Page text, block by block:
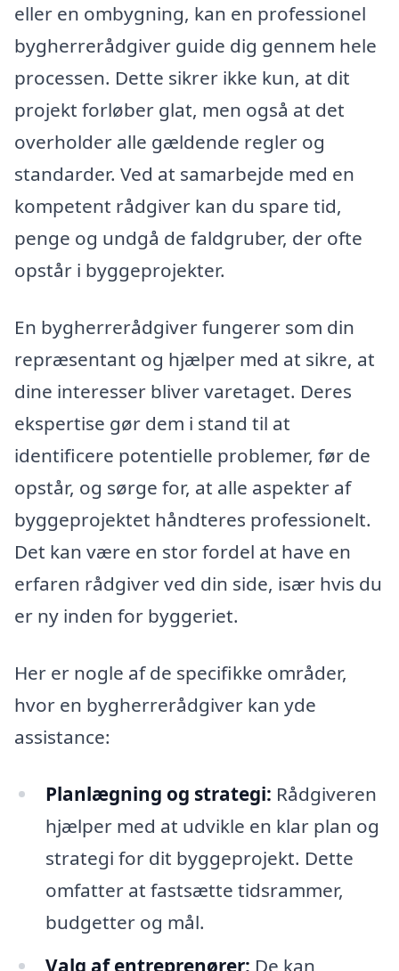
eller en ombygning, kan en professionel
bygherrerådgiver guide dig gennem hele
processen. Dette sikrer ikke kun, at dit
projekt forløber glat, men også at det
overholder alle gældende regler og
standarder. Ved at samarbejde med en
kompetent rådgiver kan du spare tid,
penge og undgå de faldgruber, der ofte
opstår i byggeprojekter.
En bygherrerådgiver fungerer som din
repræsentant og hjælper med at sikre, at
dine interesser bliver varetaget. Deres
ekspertise gør dem i stand til at
identificere potentielle problemer, før de
opstår, og sørge for, at alle aspekter af
byggeprojektet håndteres professionelt.
Det kan være en stor fordel at have en
erfaren rådgiver ved din side, især hvis du
er ny inden for byggeriet.
Her er nogle af de specifikke områder,
hvor en bygherrerådgiver kan yde
assistance:
Planlægning og strategi: Rådgiveren
hjælper med at udvikle en klar plan og
strategi for dit byggeprojekt. Dette
omfatter at fastsætte tidsrammer,
budgetter og mål.